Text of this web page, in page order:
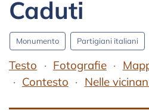
Caduti
Monumento Partigiani italiani
Testo Fotografie
Contesto
Nelle